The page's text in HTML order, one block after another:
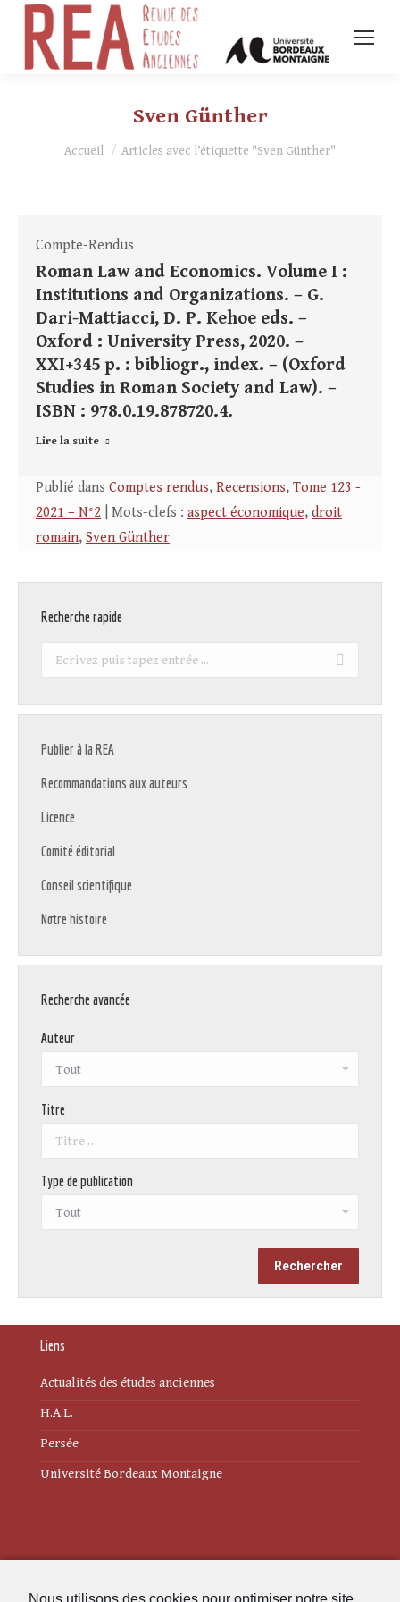
Nous utilisons des cookies pour optimiser notre site
Sven Günther
Vous êtes ici :
Accueil Articles avec l’étiquette "Sven Günther"
Compte-Rendus
Roman Law and Economics. Volume I :
Institutions and Organizations. – G.
Dari-Mattiacci, D. P. Kehoe eds. –
Oxford : University Press, 2020. –
XXI+345 p. : bibliogr., index. – (Oxford
Studies in Roman Society and Law). –
ISBN : 978.0.19.878720.4.
Lire la suite
Publié dans Comptes rendus, Recensions, Tome 123 -
2021 – N°2 | Mots-clefs : aspect économique, droit
romain, Sven Günther
Recherche rapide
Recherche
Publier à la REA
Recommandations aux auteurs
Licence
Comité éditorial
Conseil scientifique
Notre histoire
Recherche avancée
Auteur
Titre
Type de publication
Liens
Actualités des études anciennes
H.A.L.
Persée
Université Bordeaux Montaigne